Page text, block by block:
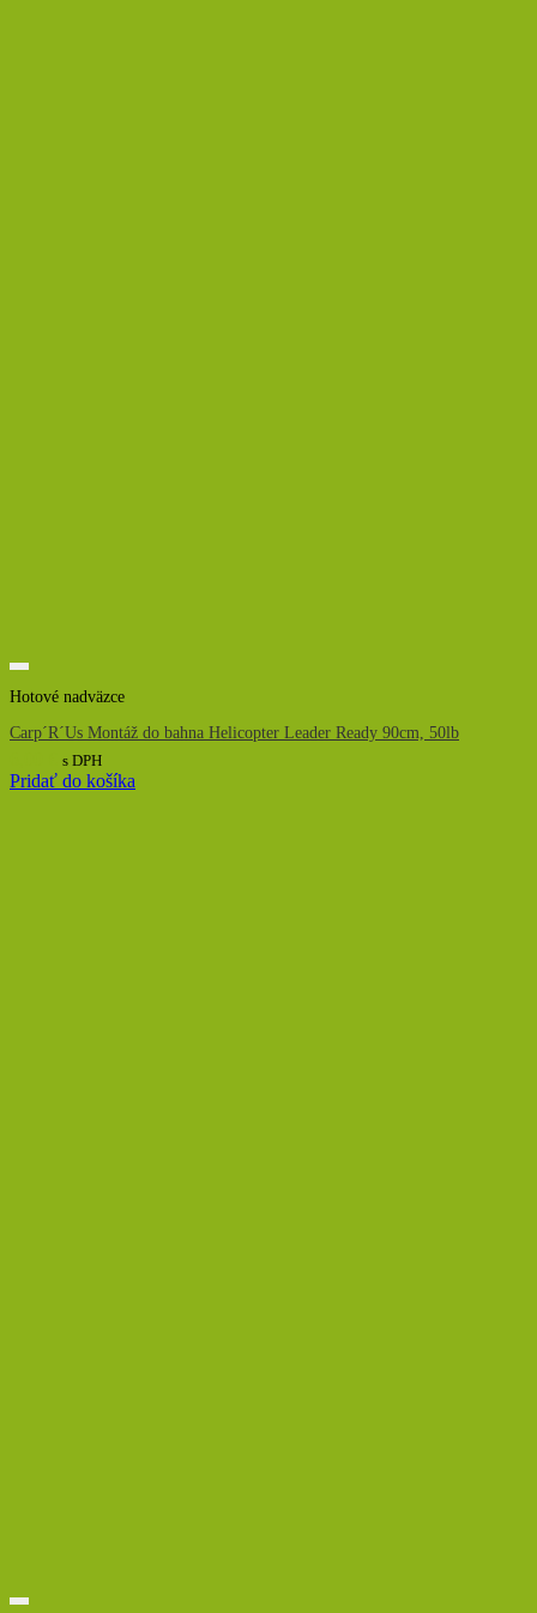
Hotové nadväzce
Carp´R´Us Montáž do bahna Helicopter Leader Ready 90cm, 50lb
s DPH
Pridať do košíka